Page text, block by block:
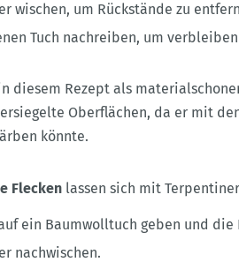
wischen, um Rückstände zu
Tuch nachreiben, um
diesem Rezept als
Oberflächen, da er mit
könnte.
Flecken lassen sich mit
ein Baumwolltuch geben und
nachwischen.